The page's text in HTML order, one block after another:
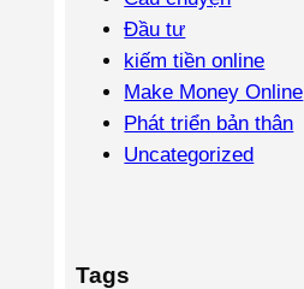
Đầu tư
kiếm tiền online
Make Money Online
Phát triển bản thân
Uncategorized
Tags